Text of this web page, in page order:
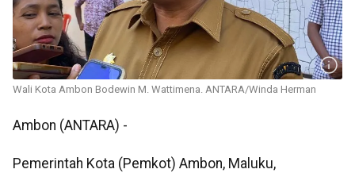
Wali Kota Ambon Bodewin M. Wattimena. ANTARA/Winda Herman
Ambon (ANTARA) -
Pemerintah Kota (Pemkot) Ambon, Maluku,